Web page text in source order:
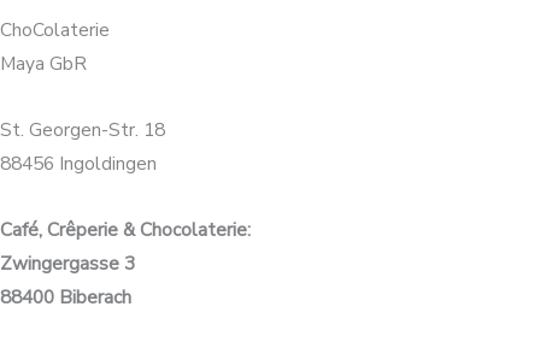
ChoColaterie
Maya GbR
St. Georgen-Str. 18
88456 Ingoldingen
Café, Crêperie & Chocolaterie:
Zwingergasse 3
88400 Biberach